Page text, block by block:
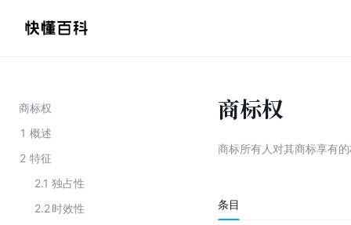
商标权
1 概述
2 特征
2.1 独占性
2.2时效性
商标权
商标所有人对其商标享有
条目